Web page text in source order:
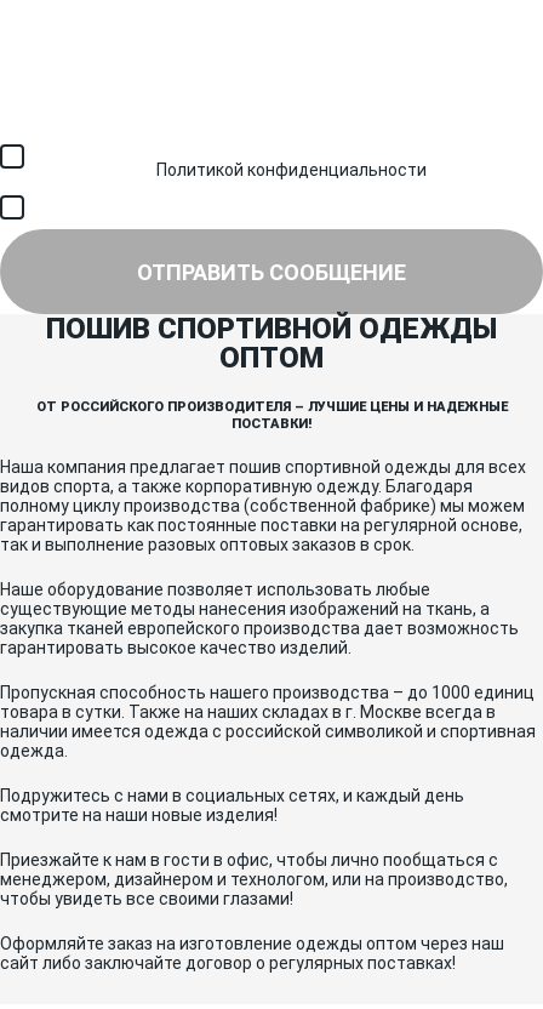
Политикой конфиденциальности
ОТПРАВИТЬ СООБЩЕНИЕ
ПОШИВ СПОРТИВНОЙ ОДЕЖДЫ
ОПТОМ
ОТ РОССИЙСКОГО ПРОИЗВОДИТЕЛЯ – ЛУЧШИЕ ЦЕНЫ И НАДЕЖНЫЕ
ПОСТАВКИ!
Наша компания предлагает пошив спортивной одежды для всех
видов спорта, а также корпоративную одежду. Благодаря
полному циклу производства (собственной фабрике) мы можем
гарантировать как постоянные поставки на регулярной основе,
так и выполнение разовых оптовых заказов в срок.
Наше оборудование позволяет использовать любые
существующие методы нанесения изображений на ткань, а
закупка тканей европейского производства дает возможность
гарантировать высокое качество изделий.
Пропускная способность нашего производства – до 1000 единиц
товара в сутки. Также на наших складах в г. Москве всегда в
наличии имеется одежда с российской символикой и спортивная
одежда.
Подружитесь с нами в социальных сетях, и каждый день
смотрите на наши новые изделия!
Приезжайте к нам в гости в офис, чтобы лично пообщаться с
менеджером, дизайнером и технологом, или на производство,
чтобы увидеть все своими глазами!
Оформляйте заказ на изготовление одежды оптом через наш
сайт либо заключайте договор о регулярных поставках!